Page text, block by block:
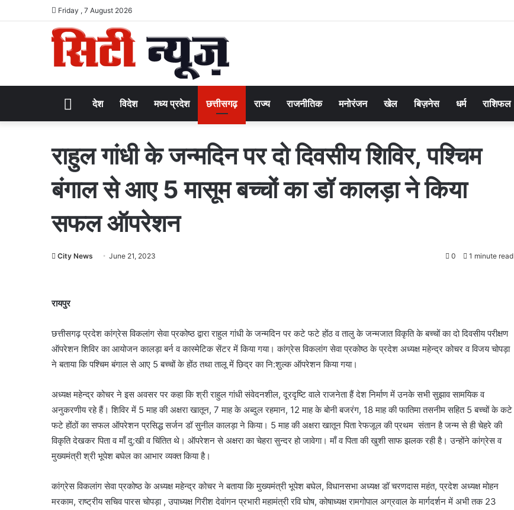
Friday , 7 August 2026
Homeदेश विदेश मध्य प्रदेश छत्तीसगढ़ राज्य राजनीतिक मनोरंजन खेल बिज़नेस धर्म राशिफल
राहुल गांधी के जन्मदिन पर दो दिवसीय शिविर, पश्चिम
बंगाल से आए 5 मासूम बच्चों का डॉ कालड़ा ने किया
सफल ऑपरेशन
City News June 21, 2023 0 1 minute read
रायपुर
छत्तीसगढ़ प्रदेश कांग्रेस विकलांग सेवा प्रकोष्ठ द्वारा राहुल गांधी के जन्मदिन पर कटे फटे होंठ व तालु के जन्मजात विकृति के बच्चों का दो दिवसीय परीक्षण
ऑपरेशन शिविर का आयोजन कालड़ा बर्न व कास्मेटिक सेंटर में किया गया। कांग्रेस विकलांग सेवा प्रकोष्ठ के प्रदेश अध्यक्ष महेन्द्र कोचर व विजय चोपड़ा
ने बताया कि पश्चिम बंगाल से आए 5 बच्चों के होंठ तथा तालू में छिद्र का नि:शुल्क ऑपरेशन किया गया।
अध्यक्ष महेन्द्र कोचर ने इस अवसर पर कहा कि श्री राहुल गांधी संवेदनशील, दूरदृष्टि वाले राजनेता हैं देश निर्माण में उनके सभी सुझाव सामयिक व
अनुकरणीय रहे हैं। शिविर में 5 माह की अक्षरा खातून, 7 माह के अब्दुल रहमान, 12 माह के बोनी बजरंग, 18 माह की फातिमा तसनीम सहित 5 बच्चों के कटे
फटे होंठों का सफल ऑपरेशन प्रसिद्ध सर्जन डॉ सुनील कालड़ा ने किया। 5 माह की अक्षरा खातून पिता रेफजूल की प्रथम संतान है जन्म से ही चेहरे की
विकृति देखकर पिता व माँ दु:खी व चिंतित थे। ऑपरेशन से अक्षरा का चेहरा सुन्दर हो जावेगा। माँ व पिता की खुशी साफ झलक रही है। उन्होंने कांग्रेस व
मुख्यमंत्री श्री भूपेश बघेल का आभार व्यक्त किया है।
कांग्रेस विकलांग सेवा प्रकोष्ठ के अध्यक्ष महेन्द्र कोचर ने बताया कि मुख्यमंत्री भूपेश बघेल, विधानसभा अध्यक्ष डॉ चरणदास महंत, प्रदेश अध्यक्ष मोहन
मरकाम, राष्ट्रीय सचिव पारस चोपड़ा , उपाध्यक्ष गिरीश देवांगन प्रभारी महामंत्री रवि घोष, कोषाध्यक्ष रामगोपाल अग्रवाल के मार्गदर्शन में अभी तक 23